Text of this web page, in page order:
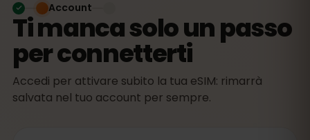
Ti manca solo un passo
per connetterti
Accedi per attivare subito la tua eSIM: rimarrà
salvata nel tuo account per sempre.
Account